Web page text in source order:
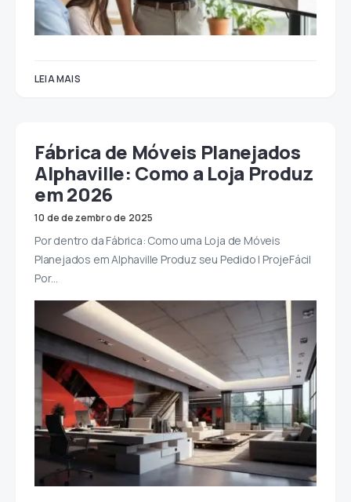
LEIA MAIS
Fábrica de Móveis Planejados
Alphaville: Como a Loja Produz
em 2026
10 de dezembro de 2025
Por dentro da Fábrica: Como uma Loja de Móveis
Planejados em Alphaville Produz seu Pedido | ProjeFácil
Por…